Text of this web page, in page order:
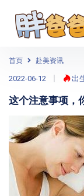
首页 赴美资讯
2022-06-12 出
这个注意事项，